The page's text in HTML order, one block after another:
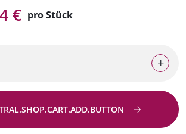
€ pro Stück
+